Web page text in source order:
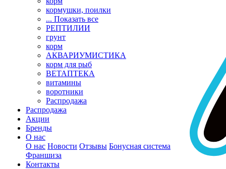
кормушки, поилки
... Показать все
РЕПТИЛИИ
грунт
корм
АКВАРИУМИСТИКА
корм для рыб
ВЕТАПТЕКА
витамины
воротники
Распродажа
Распродажа
Акции
Бренды
О нас
О нас Новости Отзывы Бонусная система
Франшиза
Контакты